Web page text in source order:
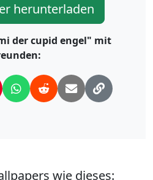
herunterladen
der cupid engel" mit
wie dieses: